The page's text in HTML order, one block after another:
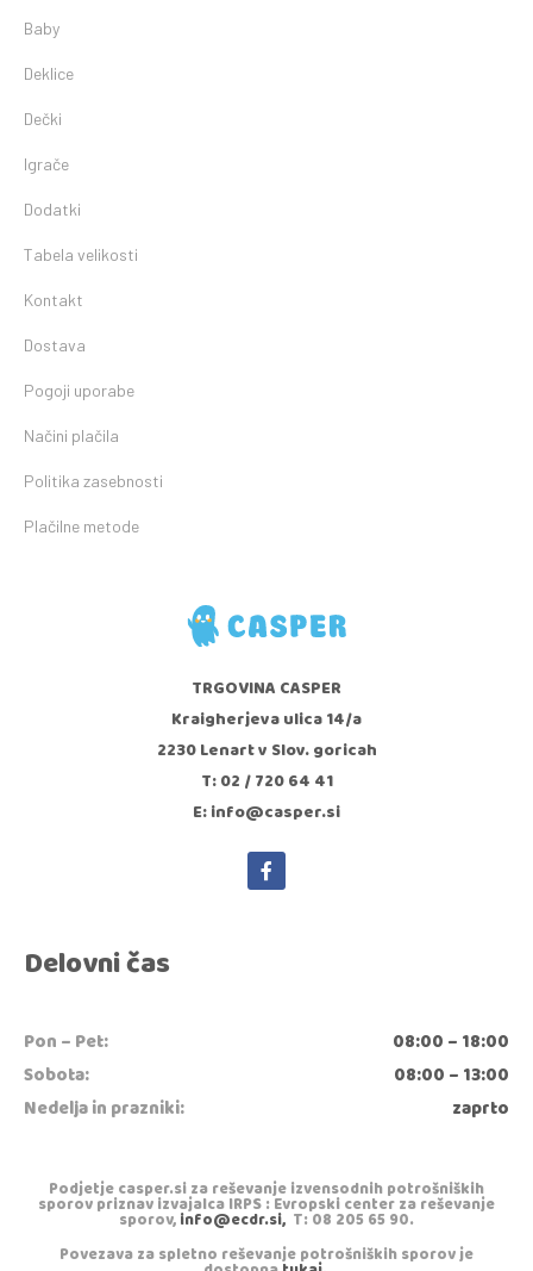
Baby
Deklice
Dečki
Igrače
Dodatki
Tabela velikosti
Kontakt
Dostava
Pogoji uporabe
Načini plačila
Politika zasebnosti
Plačilne metode
TRGOVINA CASPER
Kraigherjeva ulica 14/a
2230 Lenart v Slov. goricah
T: 02 / 720 64 41
E: info@casper.si
Delovni čas
Pon – Pet:
08:00 – 18:00
Sobota:
08:00 – 13:00
Nedelja in prazniki:
zaprto
Podjetje casper.si za reševanje izvensodnih potrošniških
sporov priznav izvajalca IRPS : Evropski center za reševanje
sporov,info@ecdr.si, T: 08 205 65 90.
Povezava za spletno reševanje potrošniških sporov je